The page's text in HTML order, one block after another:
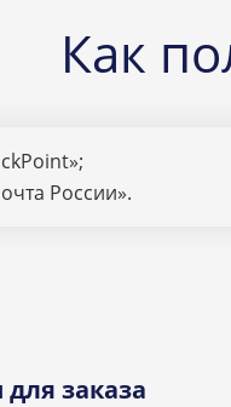
Как
России».
заказа